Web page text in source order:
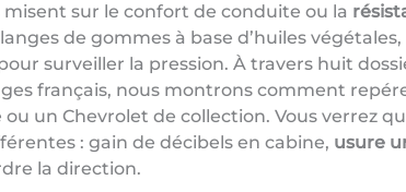
sur le confort de conduite ou la
de gommes à base d’huiles
surveiller la pression. À travers huit
français, nous montrons comment
un Chevrolet de collection. Vous verrez
: gain de décibels en cabine, usure
la direction.